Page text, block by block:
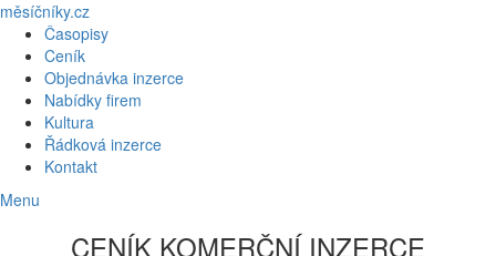
měsíčníky.cz
Časopisy
Ceník
Objednávka inzerce
Nabídky firem
Kultura
Řádková inzerce
Kontakt
Menu
CENÍK KOMERČNÍ INZERCE